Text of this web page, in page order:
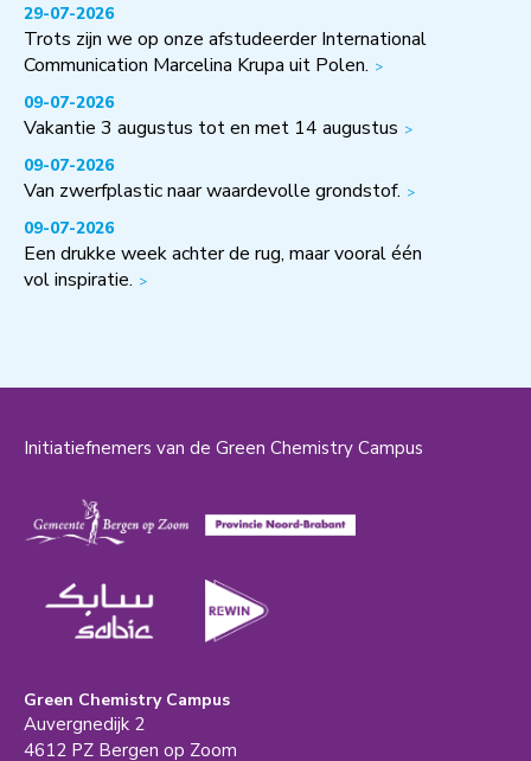
29-07-2026
Trots zijn we op onze afstudeerder International
Communication Marcelina Krupa uit Polen.
09-07-2026
Vakantie 3 augustus tot en met 14 augustus
09-07-2026
Van zwerfplastic naar waardevolle grondstof.
09-07-2026
Een drukke week achter de rug, maar vooral één
vol inspiratie.
Initiatiefnemers van de Green Chemistry Campus
Green Chemistry Campus
Auvergnedijk 2
4612 PZ Bergen op Zoom